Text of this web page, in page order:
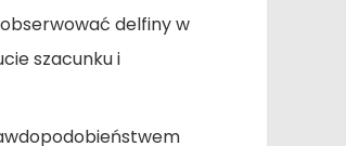
delfiny w
szacunku i